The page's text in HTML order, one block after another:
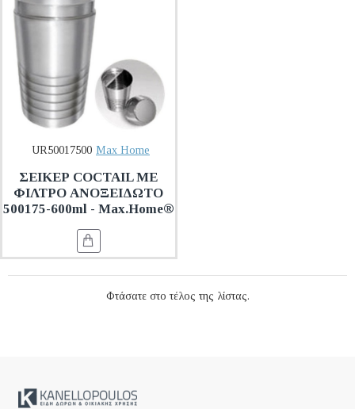
UR50017500 Max Home
ΣΕΙΚΕΡ COCTAIL ΜΕ
ΦΙΛΤΡΟ ΑΝΟΞΕΙΔΩΤΟ
500175-600ml - Max.Home®
Φτάσατε στο τέλος της λίστας.